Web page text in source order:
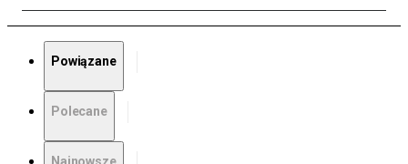
Powiązane
Polecane